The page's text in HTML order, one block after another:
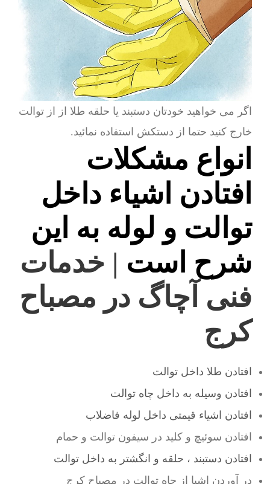
اگر می خواهید خودتان دستبند یا حلقه طلا از از توالت
خارج کنید حتما از دستکش استفاده نمائید.
انواع مشکلات
افتادن اشیاء داخل
توالت و لوله به این
شرح است | خدمات
فنی آچاگ در مصباح
کرج
افتادن طلا داخل توالت
افتادن وسیله به داخل چاه توالت
افتادن اشیاء قیمتی داخل لوله فاضلاب
افتادن سوئیچ و کلید در سیفون توالت و حمام
افتادن دستبند ، حلقه و انگشتر به داخل توالت
در آوردن اشیا از چاه توالت در مصباح کرج